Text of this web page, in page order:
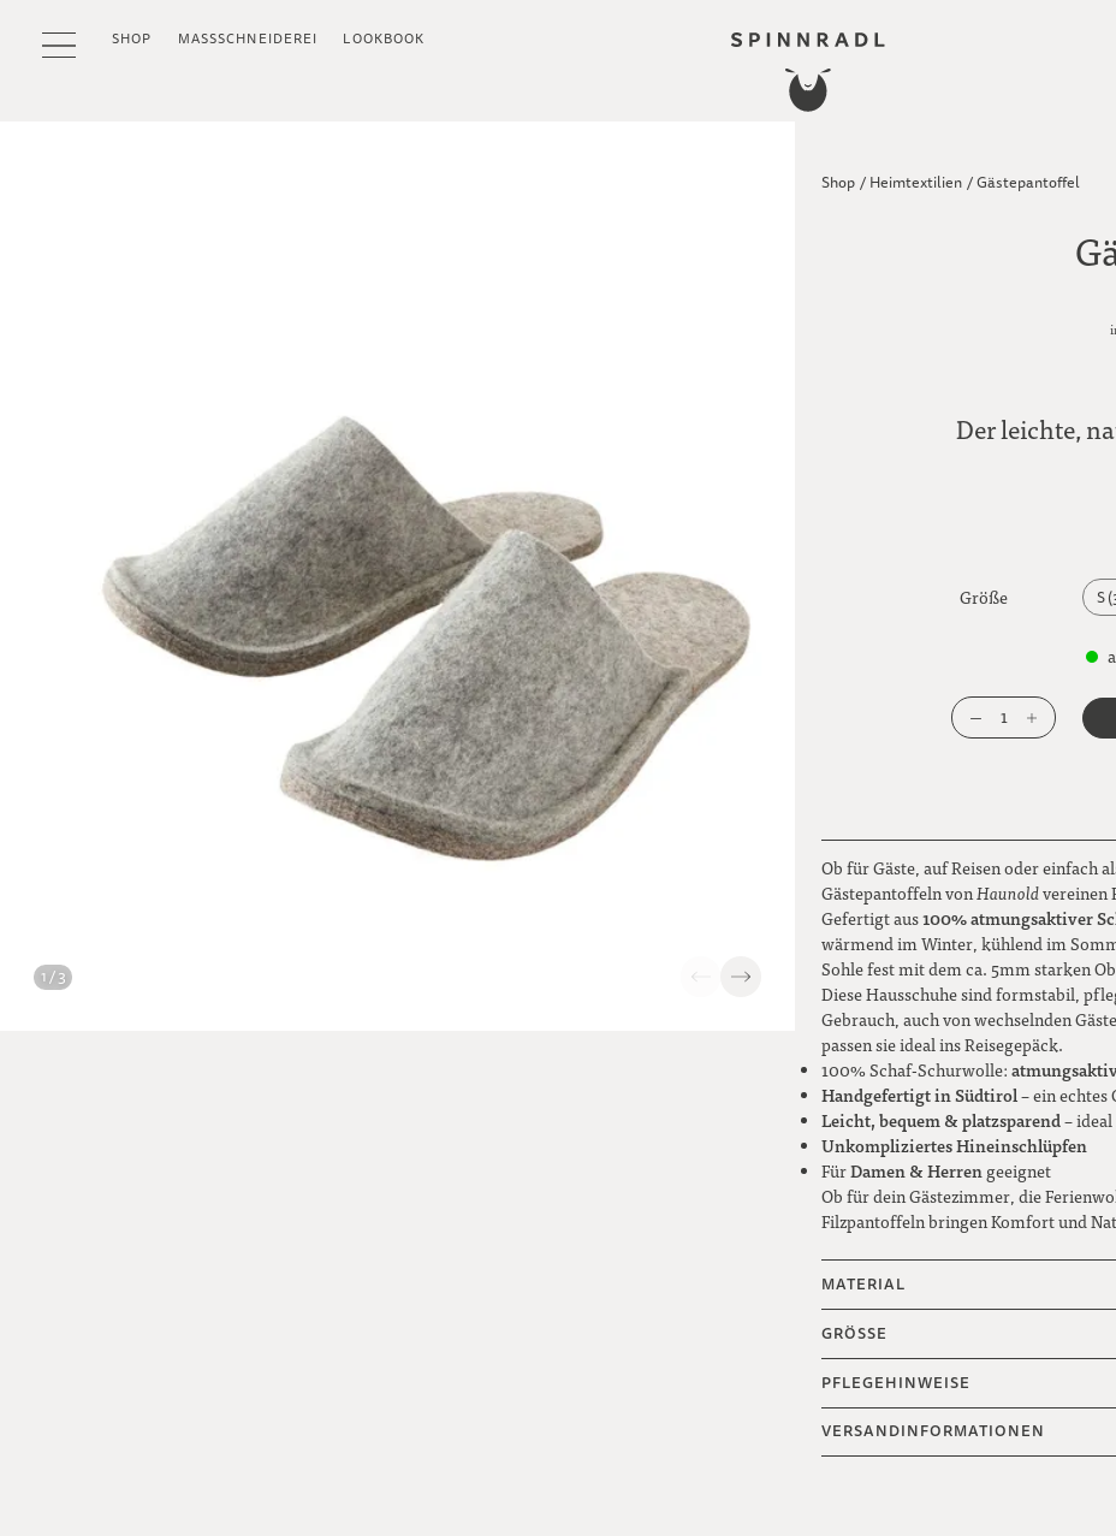
SHOP MASSSCHNEIDEREI LOOKBOOK
Shop / Heimtextilien /Gästepantoffel
Der leichte,
Größe
S
L
1
Ob für Gäste, auf Reisen oder einfach
Gästepantoffeln von Haunoldvereinen
Gefertigt aus100% atmungsaktiver
wärmend im Winter, kühlend im
Sohle fest mit dem ca. 5mm starken
Diese Hausschuhe sind formstabil,
Gebrauch, auch von wechselnden
passen sie ideal ins Reisegepäck.
100% Schaf-Schurwolle:
Handgefertigt in Südtirol– ein
Leicht, bequem & platzsparend–
Unkompliziertes Hineinschlüpfen
FürDamen & Herren geeignet
Ob für dein Gästezimmer, die
Filzpantoffeln bringen Komfort und
MATERIAL
GRÖSSE
PFLEGEHINWEISE
VERSANDINFORMATIONEN
1 / 3